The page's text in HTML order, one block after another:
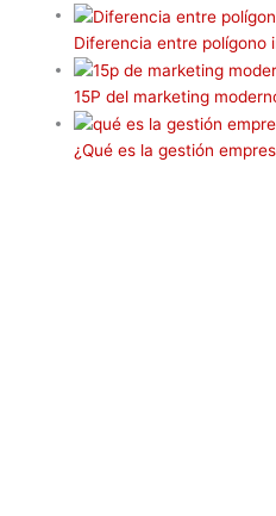
Diferencia entre polígono
15P del marketing
¿Qué es la gestión